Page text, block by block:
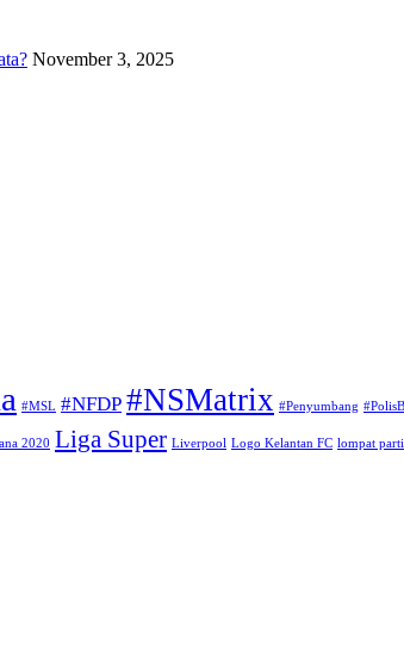
November 3, 2025
#MSL #NFDP #NSMatrix #Penyumbang
2020 Liga Super Liverpool Logo Kelantan FC lompat parti